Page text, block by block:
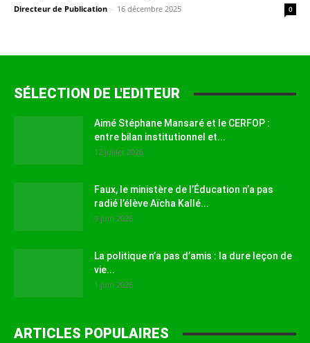
Directeur de Publication - 16 décembre 2025 0
SÉLECTION DE L'EDITEUR
Aimé Stéphane Mansaré et le CERFOP :
entre bilan institutionnel et...
12 juillet 2026
Faux, le ministère de l’Éducation n’a pas
radié l’élève Aïcha Kallé...
9 juin 2026
La politique n’a pas d’amis : la dure leçon de
vie...
1 juin 2026
ARTICLES POPULAIRES